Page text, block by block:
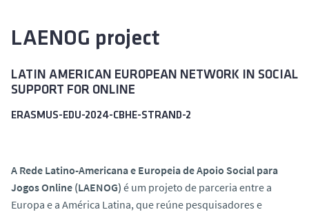
LAENOG project
LATIN AMERICAN EUROPEAN NETWORK IN SOCIAL
SUPPORT FOR ONLINE
ERASMUS-EDU-2024-CBHE-STRAND-2
A Rede Latino-Americana e Europeia de Apoio Social para
Jogos Online (LAENOG) é um projeto de parceria entre a
Europa e a América Latina, que reúne pesquisadores e